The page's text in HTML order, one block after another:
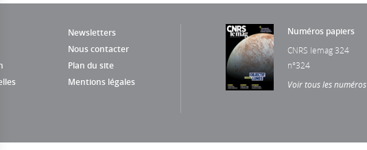
Newsletters
Nous contacter
Plan du site
Mentions légales
Numéros papiers
CNRS lemag 324
n°324
Voir tous les numéros